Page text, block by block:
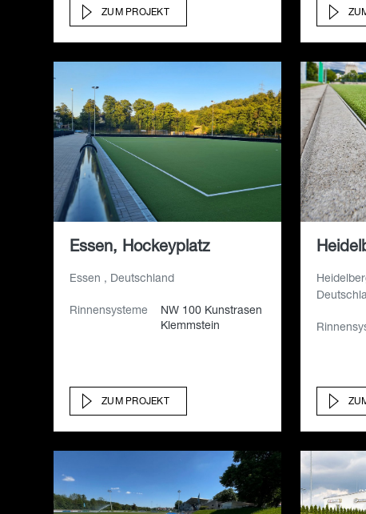
ZUM PROJEKT
Essen, Hockeyplatz
Essen , Deutschland
Rinnensysteme
NW 100 Kunstrasen
Klemmstein
ZUM PROJEKT